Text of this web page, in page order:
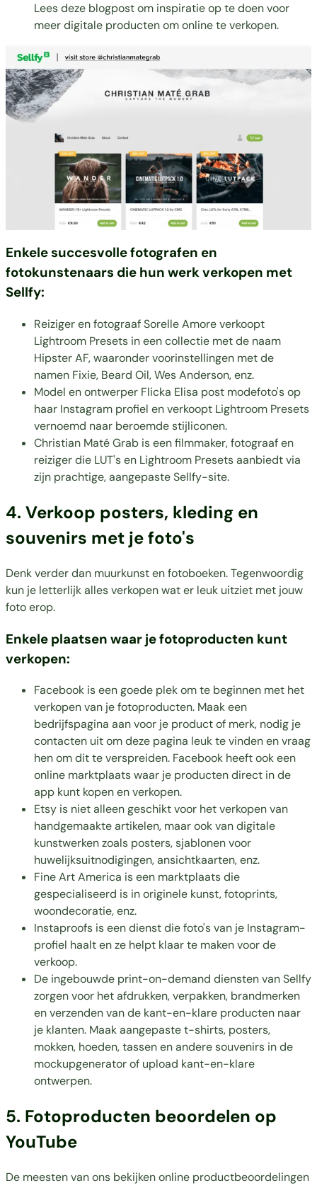
Lees deze blogpost om inspiratie op te doen voor
meerdigitale productenom online te verkopen.
Enkele succesvolle fotografen en
fotokunstenaars die hun werk verkopen met
Sellfy:
Reiziger en fotograafSorelle Amoreverkoopt
Lightroom Presets in een collectie met de naam
Hipster AF, waaronder voorinstellingen met de
namen Fixie, Beard Oil, Wes Anderson, enz.
Model en ontwerper Flicka Elisa post modefoto's op
haar Instagram profiel en verkoopt Lightroom Presets
vernoemd naar beroemde stijliconen.
Christian Maté Grab is een filmmaker, fotograaf en
reiziger die LUT's en Lightroom Presets aanbiedt via
zijn prachtige, aangepaste Sellfy-site.
4. Verkoop posters, kleding en
souvenirs met je foto's
Denk verder dan muurkunst en fotoboeken. Tegenwoordig
kun je letterlijk alles verkopen wat er leuk uitziet met jouw
foto erop.
Enkele plaatsen waar je fotoproducten kunt
verkopen:
Facebook is een goede plek om te beginnen met het
verkopen van je fotoproducten. Maak een
bedrijfspagina aan voor je product of merk, nodig je
contacten uit om deze pagina leuk te vinden en vraag
hen om dit te verspreiden. Facebook heeft ook een
online marktplaats waar je producten direct in de
app kunt kopen en verkopen.
Etsy is niet alleen geschikt voor het verkopen van
handgemaakte artikelen, maar ook van digitale
kunstwerken zoals posters, sjablonen voor
huwelijksuitnodigingen, ansichtkaarten, enz.
Fine Art America is een marktplaats die
gespecialiseerd is in originele kunst, fotoprints,
woondecoratie, enz.
Instaproofs is een dienst die foto's van je Instagram-
profiel haalt en ze helpt klaar te maken voor de
verkoop.
De ingebouwde print-on-demand diensten van Sellfy
zorgen voor het afdrukken, verpakken, brandmerken
en verzenden van de kant-en-klare producten naar
je klanten. Maak aangepaste t-shirts, posters,
mokken, hoeden, tassen en andere souvenirs in de
mockupgenerator of upload kant-en-klare
ontwerpen.
5. Fotoproducten beoordelen op
YouTube
De meesten van ons bekijken online productbeoordelingen